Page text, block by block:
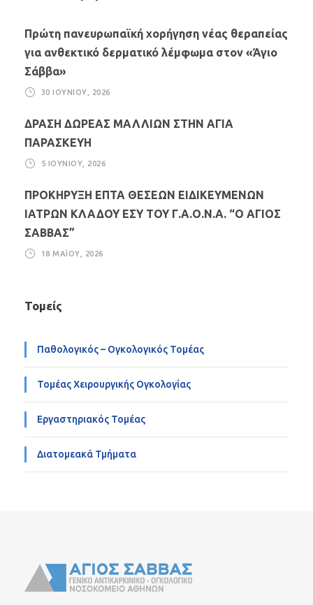
Πρώτη πανευρωπαϊκή χορήγηση νέας θεραπείας
για ανθεκτικό δερματικό λέμφωμα στον «Άγιο
Σάββα»
30 ΙΟΥΝΊΟΥ, 2026
ΔΡΑΣΗ ΔΩΡΕΑΣ ΜΑΛΛΙΩΝ ΣΤΗΝ ΑΓΙΑ
ΠΑΡΑΣΚΕΥΗ
5 ΙΟΥΝΊΟΥ, 2026
ΠΡΟΚΗΡΥΞΗ ΕΠΤΑ ΘΕΣΕΩΝ ΕΙΔΙΚΕΥΜΕΝΩΝ
ΙΑΤΡΩΝ ΚΛΑΔΟΥ ΕΣΥ ΤΟΥ Γ.Α.Ο.Ν.Α. “Ο ΑΓΙΟΣ
ΣΑΒΒΑΣ”
18 ΜΑΪ́ΟΥ, 2026
Τομείς
Παθολογικός – Ογκολογικός Τομέας
Τομέας Χειρουργικής Ογκολογίας
Εργαστηριακός Τομέας
Διατομεακά Τμήματα